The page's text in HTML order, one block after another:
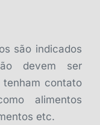
são indicados
devem ser
contato
alimentos
etc.